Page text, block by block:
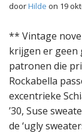
doorHilde on 19
** Vintage
krijgen er geen
patronen die
Rockabella
excentrieke
’30, Suse
de ‘ugly